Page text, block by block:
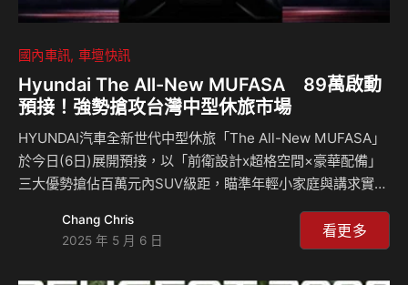
國內車訊 車壇快訊
Hyundai The All-New MUFASA 89萬啟動
預接！強勢搶攻台灣中型休旅市場
HYUNDAI汽車全新世代中型休旅「The All-New MUFASA」
於今日(6日)展開預接，以「前衛設計x超格空間×豪華配備」
三大優勢搶佔百萬元內SUV級距，瞄準年輕小家庭與講求實用
力。 The All-New MUFASA為HYUNDAI汽車專為亞太市場量
身打造的戰略休旅，承襲品牌最新一代「Sensuous
Chang Chris
2025 年 5 月 6 日
看更多